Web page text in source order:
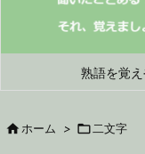
熟語を覚
 ホーム >  二文字